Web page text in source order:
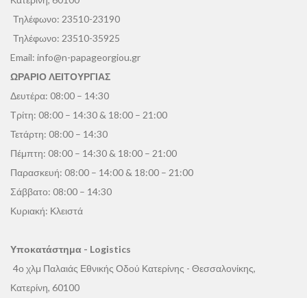
Τηλέφωνο: 23510-23190
Τηλέφωνο: 23510-35925
Email: info@n-papageorgiou.gr
ΩΡΑΡΙΟ ΛΕΙΤΟΥΡΓΙΑΣ
Δευτέρα: 08:00 – 14:30
Τρίτη: 08:00 – 14:30 & 18:00 – 21:00
Τετάρτη: 08:00 – 14:30
Πέμπτη: 08:00 – 14:30 & 18:00 – 21:00
Παρασκευή: 08:00 – 14:00 & 18:00 – 21:00
Σάββατο: 08:00 – 14:30
Κυριακή: Κλειστά
Υποκατάστημα - Logistics
4ο χλμ Παλαιάς Εθνικής Οδού Κατερίνης - Θεσσαλονίκης,
Κατερίνη, 60100